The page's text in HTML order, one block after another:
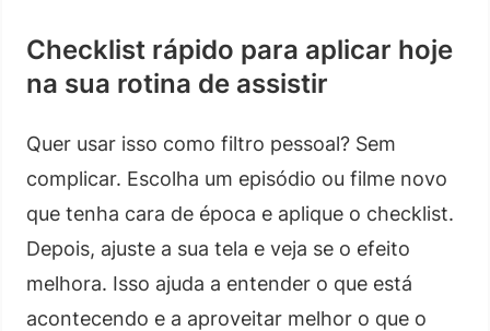
Checklist rápido para aplicar hoje
na sua rotina de assistir
Quer usar isso como filtro pessoal? Sem
complicar. Escolha um episódio ou filme novo
que tenha cara de época e aplique o checklist.
Depois, ajuste a sua tela e veja se o efeito
melhora. Isso ajuda a entender o que está
acontecendo e a aproveitar melhor o que o